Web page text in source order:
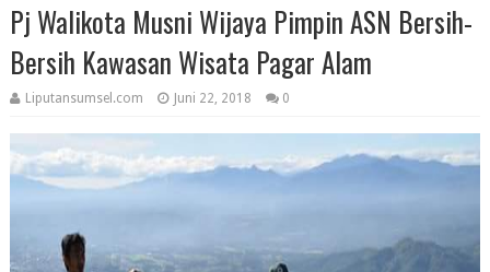
Pj Walikota Musni Wijaya Pimpin ASN Bersih-
Bersih Kawasan Wisata Pagar Alam
Liputansumsel.com Juni 22, 2018 0